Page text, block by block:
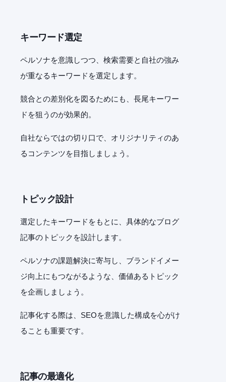
キーワード選定
ペルソナを意識しつつ、検索需要と自社の強み
が重なるキーワードを選定します。
競合との差別化を図るためにも、長尾キーワー
ドを狙うのが効果的。
自社ならではの切り口で、オリジナリティのあ
るコンテンツを目指しましょう。
トピック設計
選定したキーワードをもとに、具体的なブログ
記事のトピックを設計します。
ペルソナの課題解決に寄与し、ブランドイメー
ジ向上にもつながるような、価値あるトピック
を企画しましょう。
記事化する際は、 SEOを意識した構成を心がけ
ることも重要です。
記事の最適化